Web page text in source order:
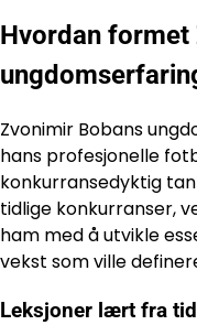
Hvordan formet
Zvonimir Bobans
hans profesjonelle
konkurransedyktig
tidlige konkurranser,
ham med å utvikle
vekst som ville
Leksjoner lært fra